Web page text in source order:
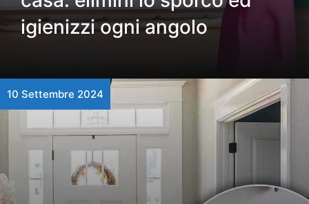
igienizzi ogni angolo
10 Settembre 2024